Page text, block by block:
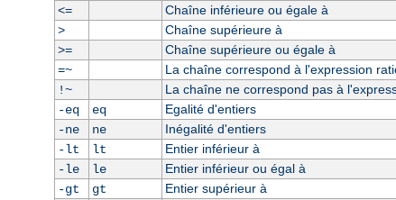
<=
Chaîne inférieure ou égale à
>
Chaîne supérieure à
>=
Chaîne supérieure ou égale à
=~
La chaîne correspond à l'expression
!~
La chaîne ne correspond pas à
-eq
eq
Egalité d'entiers
-ne
ne
Inégalité d'entiers
-lt
lt
Entier inférieur à
-le
le
Entier inférieur ou égal à
-gt
gt
Entier supérieur à